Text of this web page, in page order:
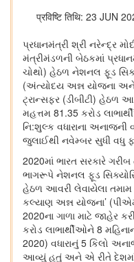
प्रविष्टि तिथि: 23 JUN
પ્રધાનમંત્રી શ્રી નરેન્દ્ર
મંત્રીમંડળની બેઠકમાં
ચોથો) હેઠળ નેશનલ ફૂડ
(અંત્યોદય અન્ન યોજના અને
ટ્રાન્સફર (ડીબીટી) હેઠળ
મહત્તમ 81.35 કરોડ
નિ:શુલ્ક વધારાના
જુલાઈથી નવેમ્બર સુધી વધુ
2020માં ભારત સરકારે
ભાગરૂપે નેશનલ ફૂડ
હેઠળ આવરી લેવાયેલા તમામ
કલ્યાણ અન્ન યોજના’
2020ના ગાળા માટે
કરોડ લાભાર્થીઓને 8
2020) વધારાનું 5 કિલો
આવ્યું હતું અને એ રીતે દેશમાં